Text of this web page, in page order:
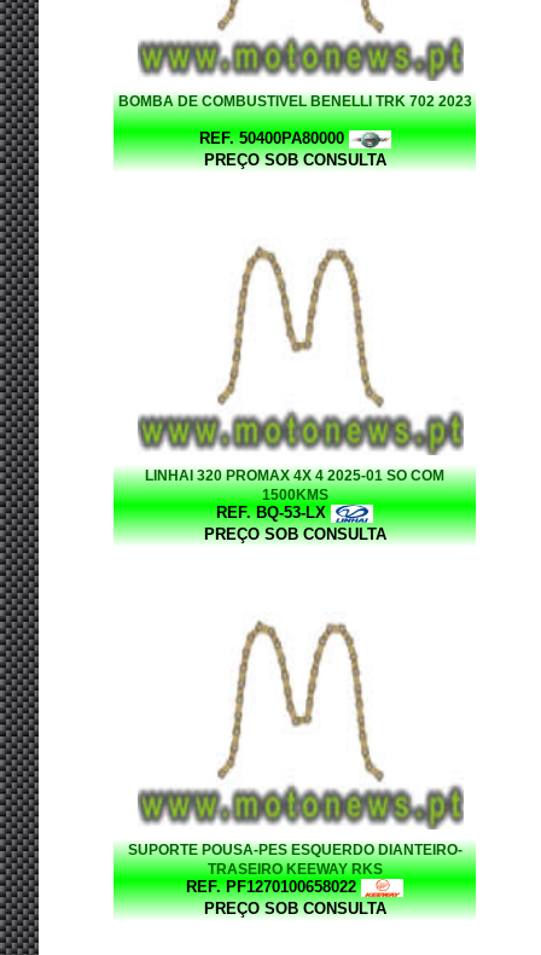
BOMBA DE COMBUSTIVEL BENELLI TRK 702 2023
REF. 50400PA80000
PREÇO SOB CONSULTA
LINHAI 320 PROMAX 4X 4 2025-01 SO COM
1500KMS
REF. BQ-53-LX
PREÇO SOB CONSULTA
SUPORTE POUSA-PES ESQUERDO DIANTEIRO-
TRASEIRO KEEWAY RKS
REF. PF1270100658022
PREÇO SOB CONSULTA